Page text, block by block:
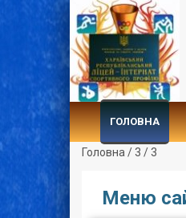
ГОЛОВНА
Головна /3 /3
Меню